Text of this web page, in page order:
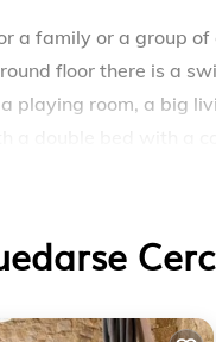
a family or a group of
floor there is a
playing room, a big
bathroom and
pool, garden ,
pool, garden ,
Piscina, Entre otras